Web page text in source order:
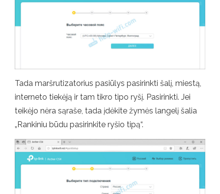
Tada maršrutizatorius pasiūlys pasirinkti šalį, miestą,
interneto tiekėją ir tam tikro tipo ryšį. Pasirinkti. Jei
teikėjo nėra sąraše, tada įdėkite žymės langelį šalia
„Rankiniu būdu pasirinkite ryšio tipą“.